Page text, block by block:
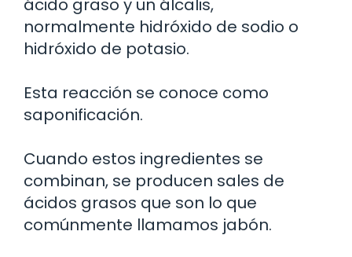
ácido graso y un álcalis,
normalmente hidróxido de sodio o
hidróxido de potasio.
Esta reacción se conoce como
saponificación.
Cuando estos ingredientes se
combinan, se producen sales de
ácidos grasos que son lo que
comúnmente llamamos jabón.